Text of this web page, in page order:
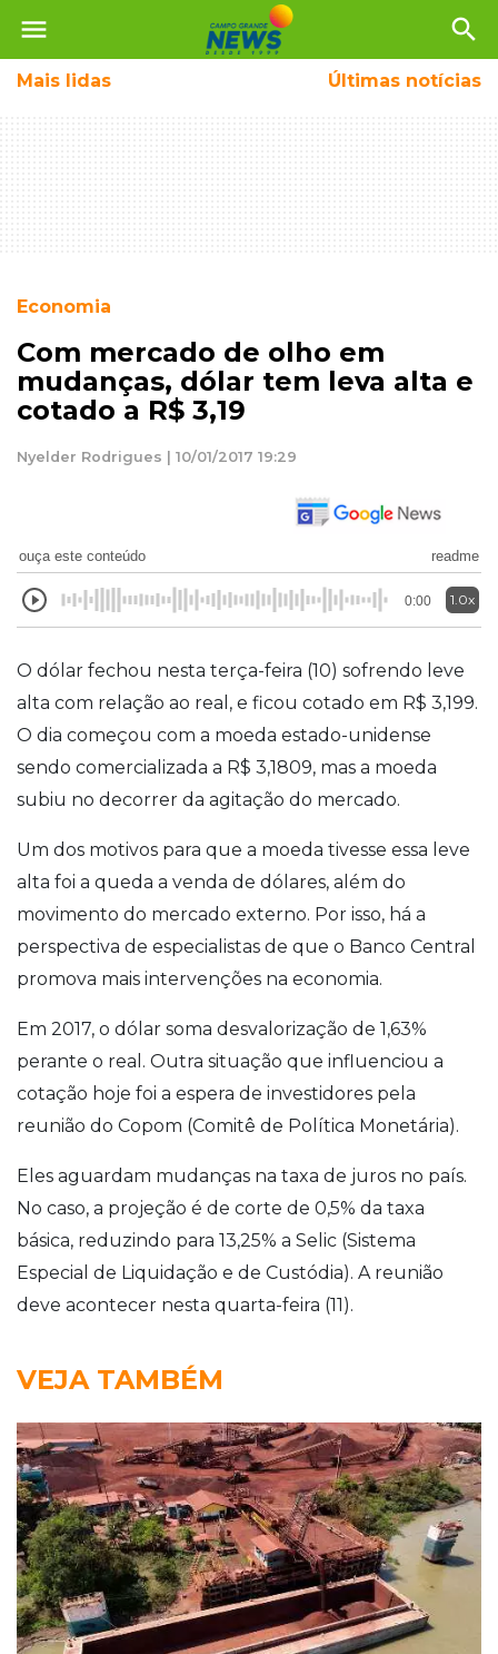
menu search
Mais lidas Últimas notícias
Economia
Com mercado de olho em
mudanças, dólar tem leva alta e
cotado a R$ 3,19
Nyelder Rodrigues | 10/01/2017 19:29
ouça este conteúdo readme
0:00 1.0x
O dólar fechou nesta terça-feira (10) sofrendo leve
alta com relação ao real, e ficou cotado em R$ 3,199.
O dia começou com a moeda estado-unidense
sendo comercializada a R$ 3,1809, mas a moeda
subiu no decorrer da agitação do mercado.
Um dos motivos para que a moeda tivesse essa leve
alta foi a queda a venda de dólares, além do
movimento do mercado externo. Por isso, há a
perspectiva de especialistas de que o Banco Central
promova mais intervenções na economia.
Em 2017, o dólar soma desvalorização de 1,63%
perante o real. Outra situação que influenciou a
cotação hoje foi a espera de investidores pela
reunião do Copom (Comitê de Política Monetária).
Eles aguardam mudanças na taxa de juros no país.
No caso, a projeção é de corte de 0,5% da taxa
básica, reduzindo para 13,25% a Selic (Sistema
Especial de Liquidação e de Custódia). A reunião
deve acontecer nesta quarta-feira (11).
VEJA TAMBÉM